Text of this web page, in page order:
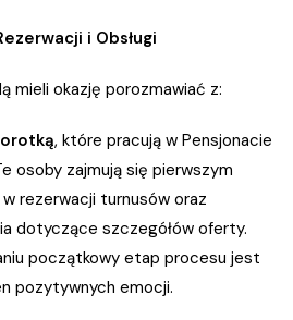
i Obsługi
mieli okazję porozmawiać z:
, które pracują w Pensjonacie
osoby zajmują się pierwszym
rezerwacji turnusów oraz
dotyczące szczegółów oferty.
początkowy etap procesu jest
pozytywnych emocji.